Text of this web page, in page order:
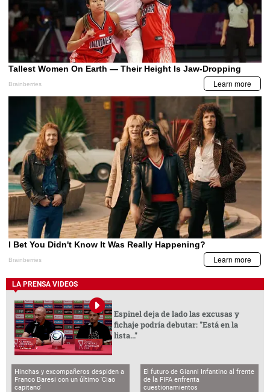
LA PRENSA VIDEOS
Espinel deja de lado las excusas y
fichaje podría debutar: "Está en la
lista..."
Hinchas y excompañeros despiden a
Franco Baresi con un último 'Ciao
capitano'
El futuro de Gianni Infantino al frente
de la FIFA enfrenta
cuestionamientos